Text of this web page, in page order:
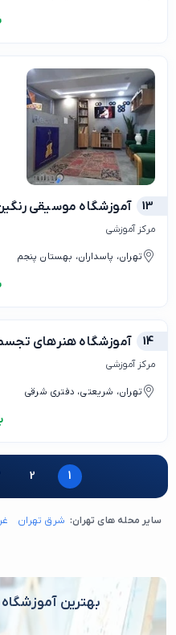
13 آموزشگاه موسیقی
مرکز آموزشی
تهران، پاسداران، بهستان پنجم
14 آموزشگاه هنرهای
مرکز آموزشی
تهران، شریعتی، دفتری شرقی
1
2
سایر محله های تهران: شرق تهران
بهترین